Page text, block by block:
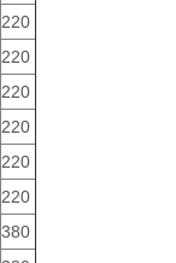
220
220
220
220
220
220
380